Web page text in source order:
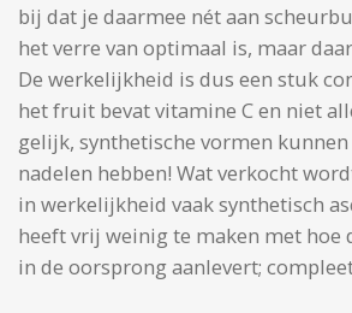
bij dat je daarmee nét aan
het verre van optimaal is, maar
De werkelijkheid is dus een stuk
het fruit bevat vitamine C en niet
gelijk, synthetische vormen
nadelen hebben! Wat verkocht
in werkelijkheid vaak synthetisch
heeft vrij weinig te maken met hoe
in de oorsprong aanlevert;